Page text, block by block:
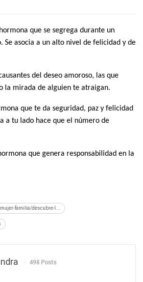
que se segrega durante un
Se asocia a un alto nivel de felicidad y de
del deseo amoroso, las que
la mirada de alguien te atraigan.
que te da seguridad, paz y felicidad
a tu lado hace que el número de
que genera responsabilidad en la
familia/descubre-l...
498 Posts